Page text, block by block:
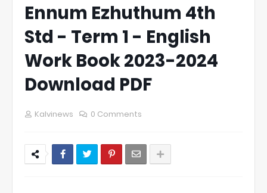
Ennum Ezhuthum 4th
Std - Term 1 - English
Work Book 2023-2024
Download PDF
Kalvinews 0 Comments